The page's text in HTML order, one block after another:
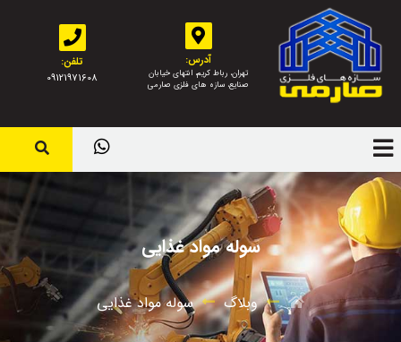
آدرس:
تهران، رباط کریم، انتهای خیابان
صنایع، سازه های فلزی صارمی
تلفن:
09121971608
سوله مواد غذایی
وبلاگ سوله مواد غذایی